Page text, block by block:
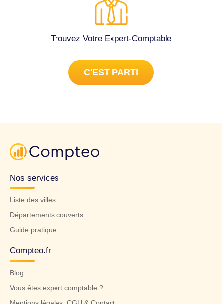
Trouvez Votre Expert-Comptable
C'EST PARTI
Nos services
Liste des villes
Départements couverts
Guide pratique
Compteo.fr
Blog
Vous êtes expert comptable ?